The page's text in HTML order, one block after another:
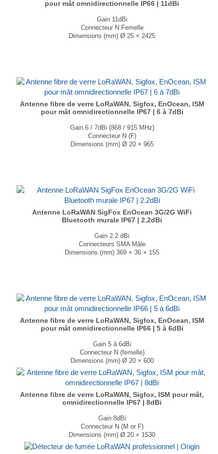
pour mât omnidirectionnelle IP66 | 11dBi
Gain 11dBi
Connecteur N Femelle
Dimensions (mm) Ø 25 × 2425
Antenne fibre de verre LoRaWAN, Sigfox, EnOcean, ISM
pour mât omnidirectionnelle IP67 | 6 à 7dBi
Gain 6 / 7dBi (868 / 915 MHz)
Connecteur N (F)
Dimensions (mm) Ø 20 × 965
Antenne LoRaWAN SigFox EnOcean 3G/2G WiFi
Bluetooth murale IP67 | 2.2dBi
Gain 2.2 dBi
Connecteurs SMA Mâle
Dimensions (mm) 369 × 36 × 155
Antenne fibre de verre LoRaWAN, Sigfox, EnOcean, ISM
pour mât omnidirectionnelle IP66 | 5 à 6dBi
Gain 5 à 6dBi
Connecteur N (femelle)
Dimensions (mm) Ø 20 × 600
T° de fonctionnement -40°C à +65°C
...
Antenne fibre de verre LoRaWAN, Sigfox, ISM pour mât,
omnidirectionnelle IP67 | 8dBi
Gain 8dBi
Connecteur N (M or F)
Dimensions (mm) Ø 20 × 1530
T° de fonctionnement -40°C à +65°C
...